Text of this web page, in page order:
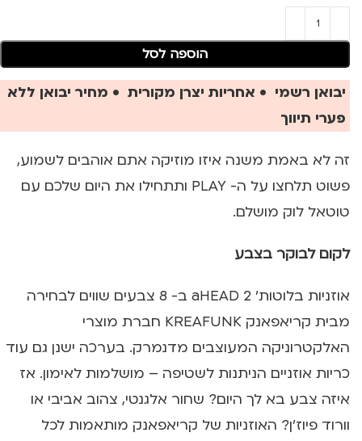
הוספה לסל
יבואן רשמי • אחריות יצרן מקורית • מחיר יבואן ללא
פערי תיווך
זה לא באמת משנה איזו מוזיקה אתם אוהבים לשמוע,
פשוט תלחצו על ה- PLAY ותתחילו את היום שלכם עם
טוטאל לוק מושלם.
לקום לבוקר בצבע
אוזניות בלוטות' 2 aHEAD ב- 8 צבעים שווים לבחירה
מבית קריאפאנק KREAFUNK חברת מוצרי
האלקטרוניקה המעוצבים מדנמרק. בערכה ישנן גם עוד
כריות אוזניים הניתנות לשטיפה – מושלמות לאימון. אז
איזה צבע בא לך היום? שחור אלגנטי, צהוב אביבי או
וורוד פיוז'ן? האוזניות של קריאפאנק מותאמות לכל